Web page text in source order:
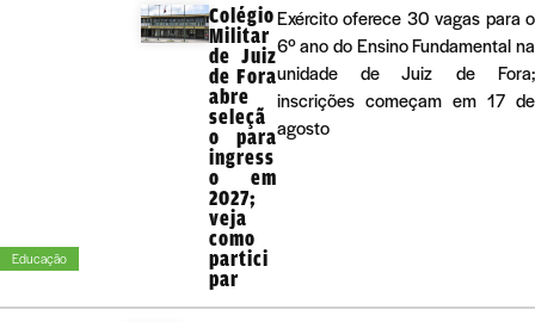
Educação
Colégio
Militar
de Juiz
de Fora
abre
seleçã
o para
ingress
o em
2027;
veja
como
partici
par
Exército oferece 30 vagas para o
6º ano do Ensino Fundamental na
unidade de Juiz de Fora;
inscrições começam em 17 de
agosto